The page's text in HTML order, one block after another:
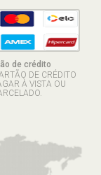
de crédito
DE CRÉDITO
À VISTA OU